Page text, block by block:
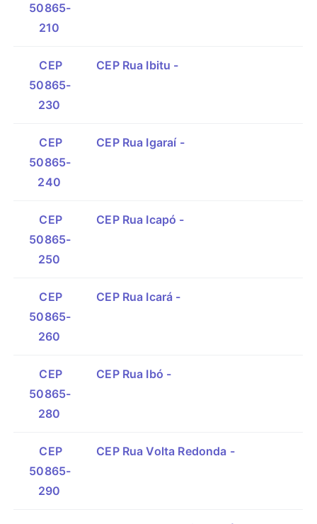
50865-
210
CEP
50865-
230
CEP Rua Ibitu -
CEP
50865-
240
CEP Rua Igaraí -
CEP
50865-
250
CEP Rua Icapó -
CEP
50865-
260
CEP Rua Icará -
CEP
50865-
280
CEP Rua Ibó -
CEP
50865-
290
CEP Rua Volta Redonda -